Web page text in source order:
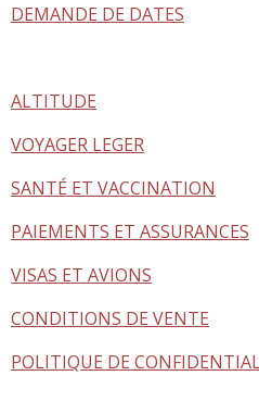
DEMANDE DE DATES
ALTITUDE
VOYAGER LEGER
SANTÉ ET VACCINATION
PAIEMENTS ET ASSURANCES
VISAS ET AVIONS
CONDITIONS DE VENTE
POLITIQUE DE